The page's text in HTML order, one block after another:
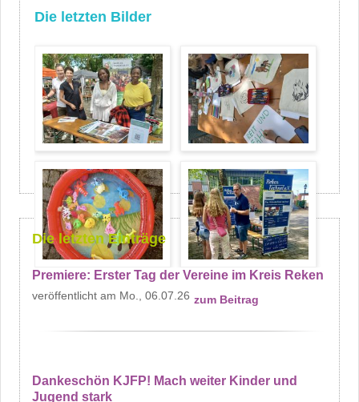
Die letzten Bilder
Die letzten Einträge
Premiere: Erster Tag der Vereine im Kreis Reken
Mo., 06.07.26 zum Beitrag
Dankeschön KJFP! Mach weiter Kinder und
Jugend stark